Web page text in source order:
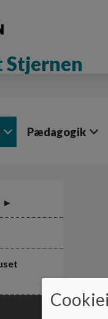
Stjernen
Pædagogik